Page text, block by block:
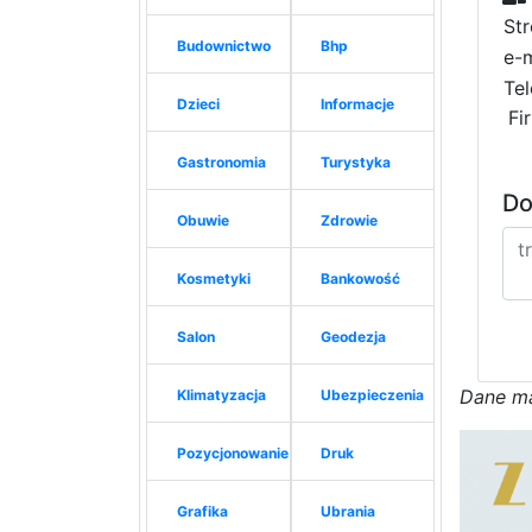
Budownictwo
Dzieci
Gastronomia
Obuwie
Kosmetyki
Salon
Klimatyzacja
Pozycjonowanie
Grafika
Bhp
Informacje
Turystyka
Zdrowie
Bankowość
Geodezja
Ubezpieczenia
Druk
Ubrania
e-
Dane m